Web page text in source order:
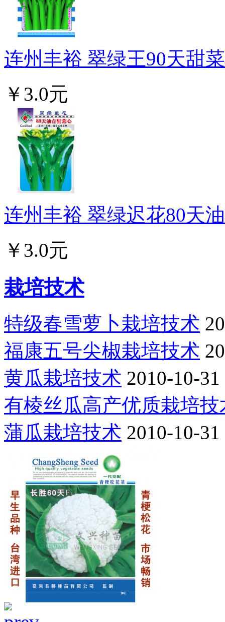
连州丰裕 翠绿王90天甜
￥3.0元
连州丰裕 翠绿迟花80天
￥3.0元
栽培技术
特级春雪萝卜栽培技术
福康五号尖椒栽培技术
黄瓜栽培技术 2010-10-31
有棱丝瓜高产优质栽培技
蒲瓜栽培技术 2010-10-31